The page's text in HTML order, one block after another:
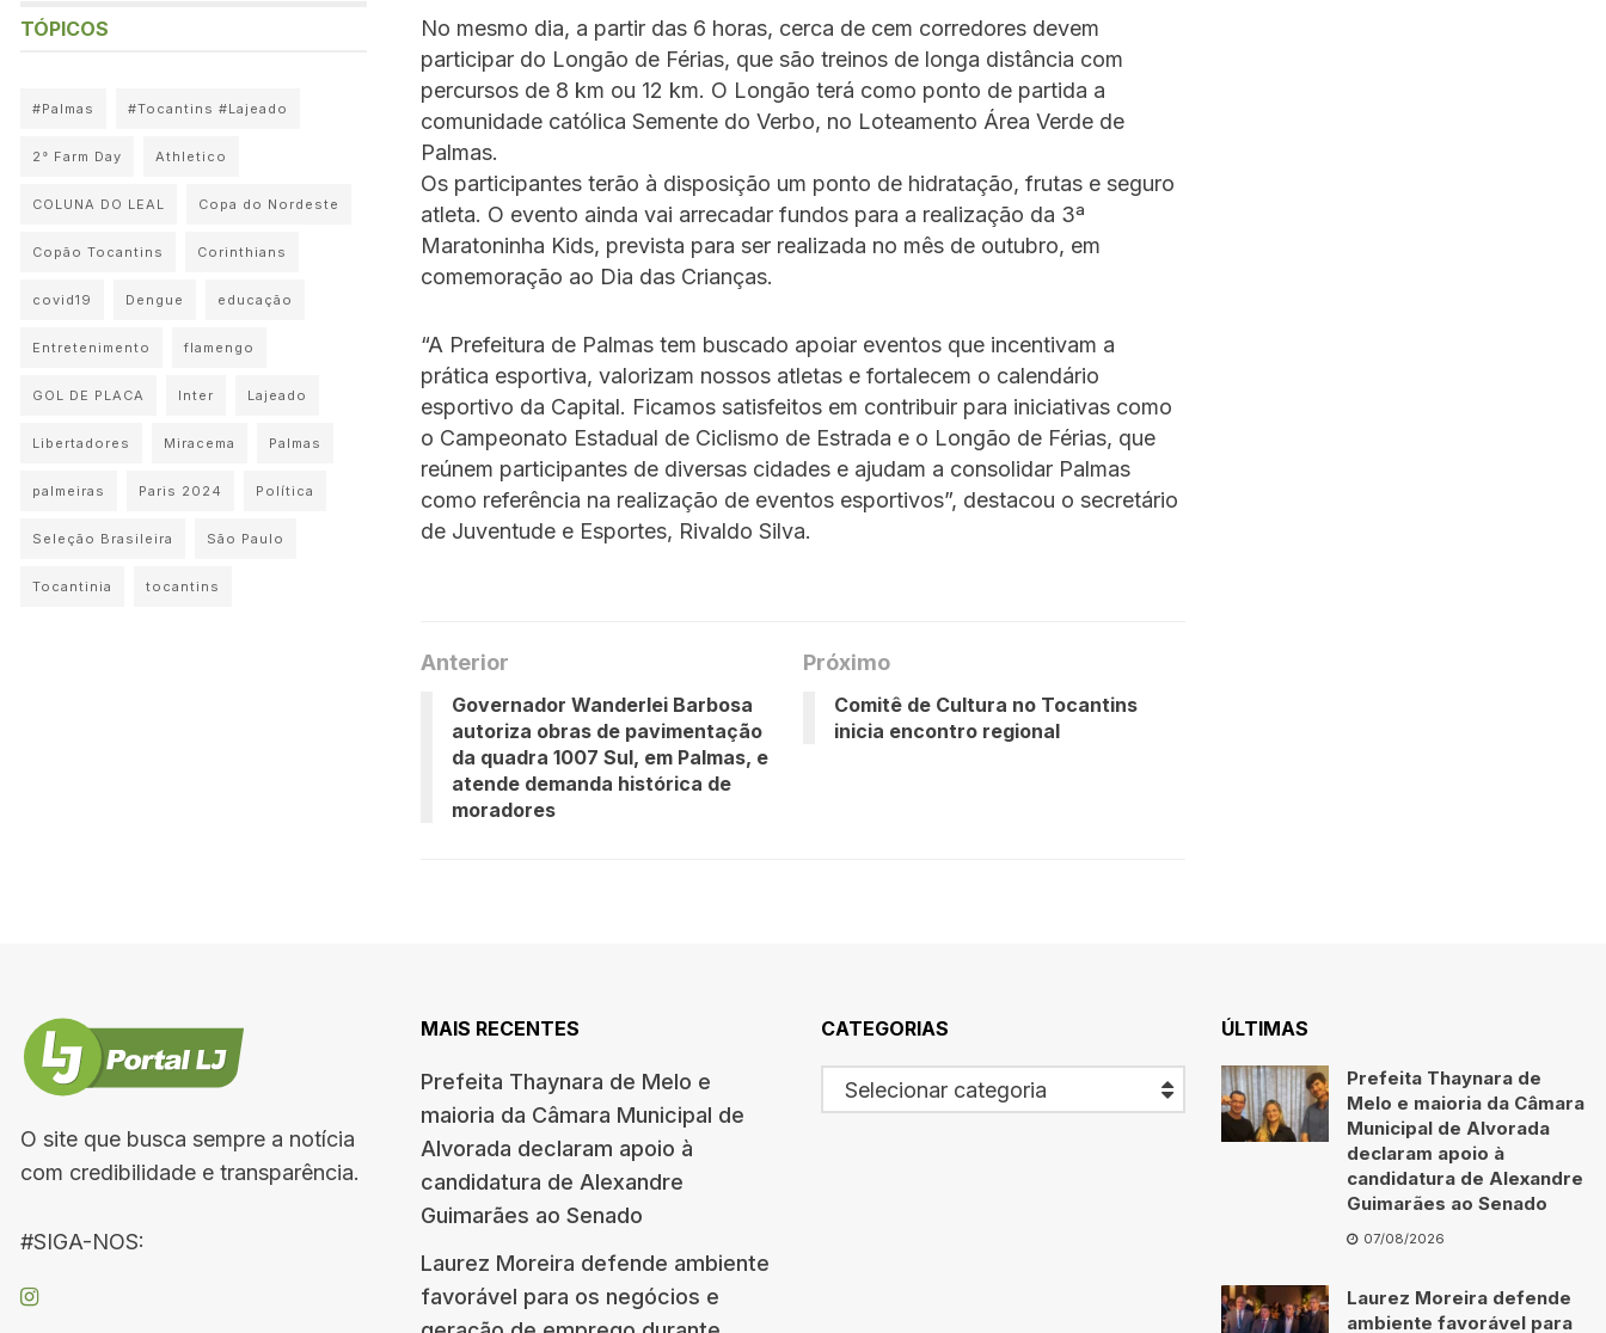
No mesmo dia, a partir das 6 horas, cerca de cem corredores devem
participar do Longão de Férias, que são treinos de longa distância com
percursos de 8 km ou 12 km. O Longão terá como ponto de partida a
comunidade católica Semente do Verbo, no Loteamento Área Verde de
Palmas.
Os participantes terão à disposição um ponto de hidratação, frutas e seguro
atleta. O evento ainda vai arrecadar fundos para a realização da 3ª
Maratoninha Kids, prevista para ser realizada no mês de outubro, em
comemoração ao Dia das Crianças.
“A Prefeitura de Palmas tem buscado apoiar eventos que incentivam a
prática esportiva, valorizam nossos atletas e fortalecem o calendário
esportivo da Capital. Ficamos satisfeitos em contribuir para iniciativas como
o Campeonato Estadual de Ciclismo de Estrada e o Longão de Férias, que
reúnem participantes de diversas cidades e ajudam a consolidar Palmas
como referência na realização de eventos esportivos”, destacou o secretário
de Juventude e Esportes, Rivaldo Silva.
Anterior
Governador Wanderlei Barbosa
autoriza obras de pavimentação
da quadra 1007 Sul, em Palmas, e
atende demanda histórica de
moradores
Próximo
Comitê de Cultura no Tocantins
inicia encontro regional
TÓPICOS
#Palmas #Tocantins #Lajeado
2° Farm Day Athletico
COLUNA DO LEAL Copa do Nordeste
Copão Tocantins Corinthians
covid19 Dengue educação
Entretenimento flamengo
GOL DE PLACA Inter Lajeado
Libertadores Miracema Palmas
palmeiras Paris 2024 Política
Seleção Brasileira São Paulo
Tocantinia tocantins
O site que busca sempre a notícia
com credibilidade e transparência.
#SIGA-NOS:
MAIS RECENTES
Prefeita Thaynara de Melo e
maioria da Câmara Municipal de
Alvorada declaram apoio à
candidatura de Alexandre
Guimarães ao Senado
Laurez Moreira defende ambiente
favorável para os negócios e
CATEGORIAS
Selecionar categoria
ÚLTIMAS
Prefeita Thaynara de
Melo e maioria da Câmara
Municipal de Alvorada
declaram apoio à
candidatura de Alexandre
Guimarães ao Senado
07/08/2026
Laurez Moreira defende
ambiente favorável para